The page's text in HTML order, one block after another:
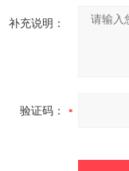
补充说明：
验证码：